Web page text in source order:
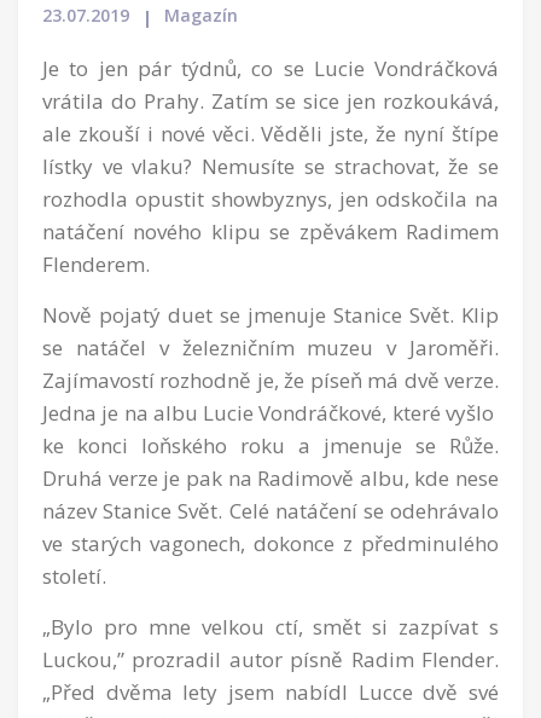
23.07.2019 Magazín
Je to jen pár týdnů, co se Lucie Vondráčková
vrátila do Prahy. Zatím se sice jen rozkoukává,
ale zkouší i nové věci. Věděli jste, že nyní štípe
lístky ve vlaku? Nemusíte se strachovat, že se
rozhodla opustit showbyznys, jen odskočila na
natáčení nového klipu se zpěvákem Radimem
Flenderem.
Nově pojatý duet se jmenuje Stanice Svět. Klip
se natáčel v železničním muzeu v Jaroměři.
Zajímavostí rozhodně je, že píseň má dvě verze.
Jedna je na albu Lucie Vondráčkové, které vyšlo
ke konci loňského roku a jmenuje se Růže.
Druhá verze je pak na Radimově albu, kde nese
název Stanice Svět. Celé natáčení se odehrávalo
ve starých vagonech, dokonce z předminulého
století.
„Bylo pro mne velkou ctí, smět si zazpívat s
Luckou,” prozradil autor písně Radim Flender.
„Před dvěma lety jsem nabídl Lucce dvě své